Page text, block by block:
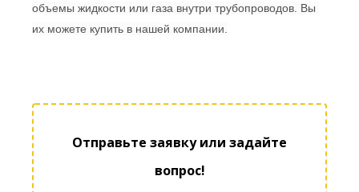
объемы жидкости или газа внутри трубопроводов . Вы
их можете купить в нашей компании
Отправьте заявку или задайте
вопрос!